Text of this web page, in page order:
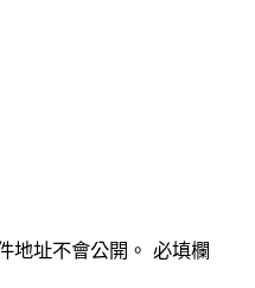
地址不會公開。 必填欄